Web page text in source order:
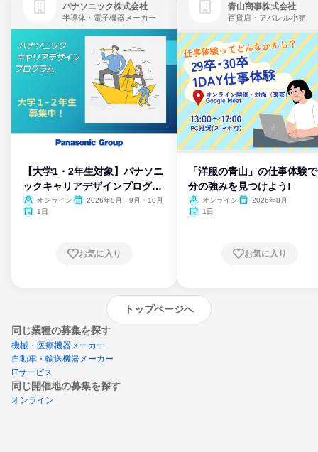
パナソニック株式会社
半導体・電子機器メーカー
【大学1・2年生対象】パナソニ
ックキャリアデザインプログラ
ム
オンライン
2026年8月・9月・10月
1日
お気に入り
青山商事株式会社
百貨店・アパレル小売
「洋服の青山」の仕事体験
分の強みを見つけよう!
オンライン
2026年8月
1日
お気に入り
トップページへ
同じ業種の募集を探す
機械・医療機器メーカー
自動車・輸送機器メーカー
ITサービス
同じ開催地の募集を探す
オンライン